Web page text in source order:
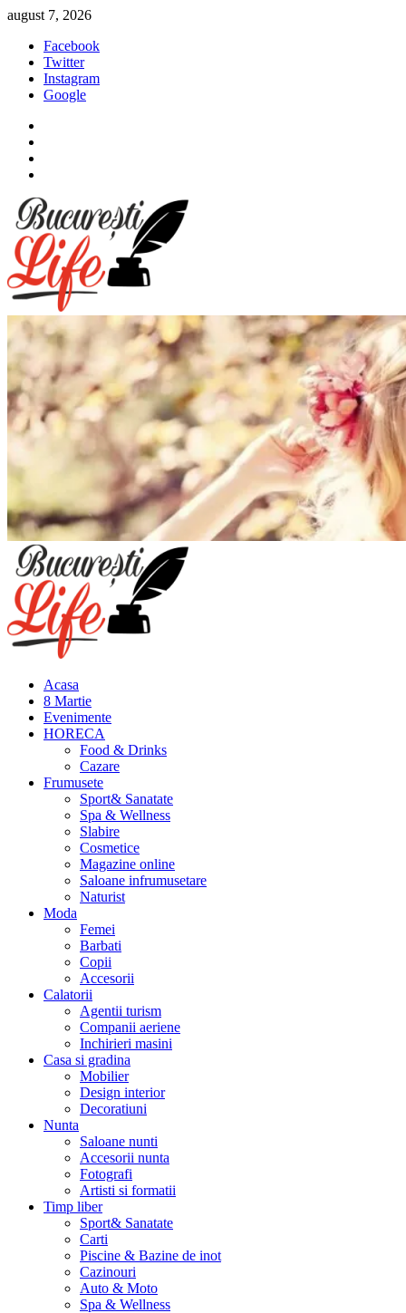
Sari
conținut
august 7, 2026
Facebook
Twitter
Instagram
Google
Meniu
principal
Acasa
8 Martie
Evenimente
HORECA
Food & Drinks
Cazare
Frumusete
Sport& Sanatate
Spa & Wellness
Slabire
Cosmetice
Magazine online
Saloane infrumusetare
Naturist
Moda
Femei
Barbati
Copii
Accesorii
Calatorii
Agentii turism
Companii aeriene
Inchirieri masini
Casa si gradina
Mobilier
Design interior
Decoratiuni
Nunta
Saloane nunti
Accesorii nunta
Fotografi
Artisti si formatii
Timp liber
Sport& Sanatate
Carti
Piscine & Bazine de inot
Cazinouri
Auto & Moto
Spa & Wellness